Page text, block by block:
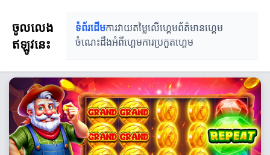
ចូលលេង
ឥឡូវនេះ
ទំព័រដើមការវាយតម្លៃលើហ្គេមព័ត៌មានហ្គេម
ចំណេះដឹងអំពីហ្គេមការប្រកួតហ្គេម